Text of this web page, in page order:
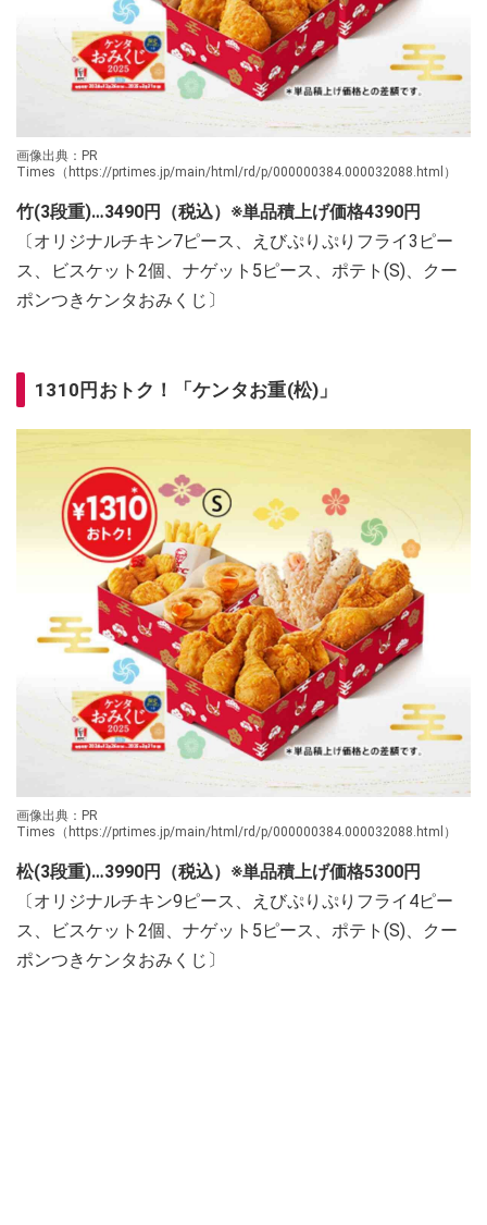
画像出典：PR
Times（https://prtimes.jp/main/html/rd/p/000000384.000032088.html）
竹(3段重)…3490円（税込）※単品積上げ価格4390円
〔オリジナルチキン7ピース、えびぷりぷりフライ3ピー
ス、ビスケット2個、ナゲット5ピース、ポテト(S)、クー
ポンつきケンタおみくじ〕
1310円おトク！「ケンタお重(松)」
画像出典：PR
Times（https://prtimes.jp/main/html/rd/p/000000384.000032088.html）
松(3段重)…3990円（税込）※単品積上げ価格5300円
〔オリジナルチキン9ピース、えびぷりぷりフライ4ピー
ス、ビスケット2個、ナゲット5ピース、ポテト(S)、クー
ポンつきケンタおみくじ〕